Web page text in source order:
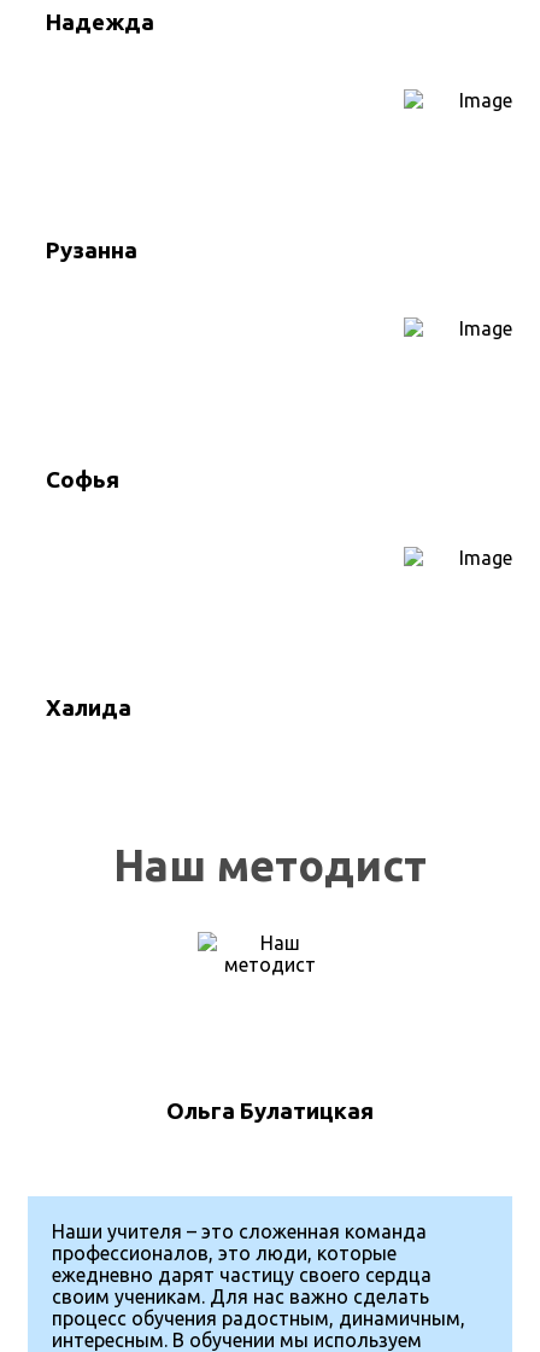
Надежда
Рузанна
Софья
Халида
Наш методист
Ольга Булатицкая
Наши учителя – это сложенная команда
профессионалов, это люди, которые
ежедневно дарят частицу своего сердца
своим ученикам. Для нас важно сделать
процесс обучения радостным, динамичным,
интересным. В обучении мы используем